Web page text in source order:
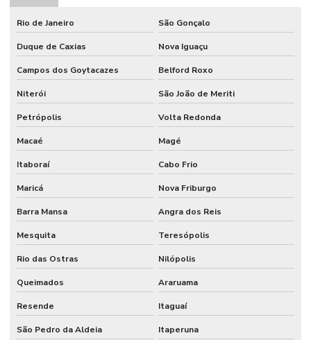
Catraca de segurança
Catracas de acesso para escolas
Catracas de acesso para restaurantes
Catracas expedidoras e coletoras
Catracas para padarias
Comanda para catracas expedidora
Comandas para catraca
Comprar cancela para estacionamento
Comprar catraca de acesso
Controle de acesso bh
Controle de acesso biométrico
Controle de acesso biométrico para condomínios
Rio de Janeiro São Gonçalo
Duque de Caxias Nova Iguaçu
Campos dos Goytacazes Belford Roxo
Niterói São João de Meriti
Petrópolis Volta Redonda
Macaé Magé
Itaboraí Cabo Frio
Maricá Nova Friburgo
Barra Mansa Angra dos Reis
Mesquita Teresópolis
Rio das Ostras Nilópolis
Queimados Araruama
Resende Itaguaí
São Pedro da Aldeia Itaperuna